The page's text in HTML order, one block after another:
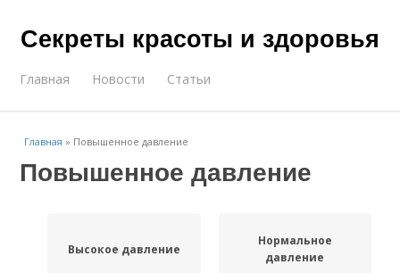
Секреты красоты и здоровья
Главная Новости Статьи
Главная » Повышенное давление
Повышенное давление
Высокое давление
Нормальное
давление